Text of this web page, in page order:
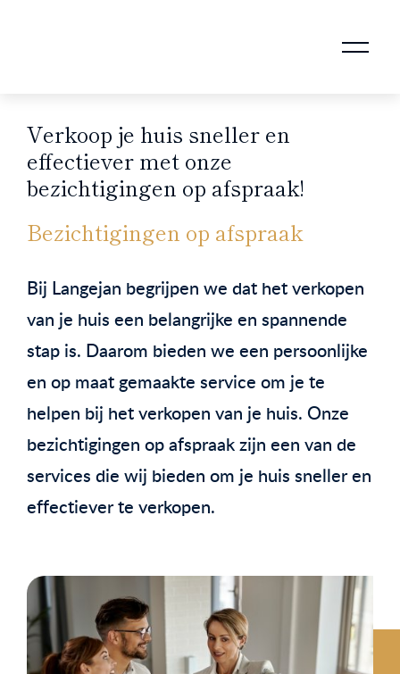
Verkoop je huis sneller en
effectiever met onze
bezichtigingen op afspraak!
Bezichtigingen op afspraak
Bij Langejan begrijpen we dat het verkopen
van je huis een belangrijke en spannende
stap is. Daarom bieden we een persoonlijke
en op maat gemaakte service om je te
helpen bij het verkopen van je huis. Onze
bezichtigingen op afspraak zijn een van de
services die wij bieden om je huis sneller en
effectiever te verkopen.